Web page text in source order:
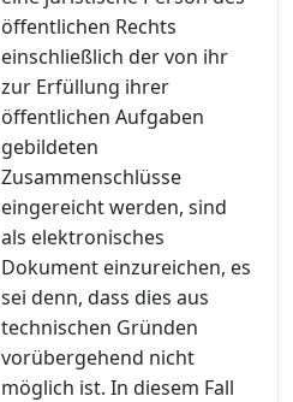
öffentlichen Rechts
einschließlich der von ihr
zur Erfüllung ihrer
öffentlichen Aufgaben
gebildeten
Zusammenschlüsse
eingereicht werden, sind
als elektronisches
Dokument einzureichen, es
sei denn, dass dies aus
technischen Gründen
vorübergehend nicht
möglich ist. In diesem Fall